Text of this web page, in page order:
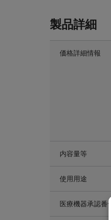
製品詳細
価格詳細情報
内容量等
使用用途
医療機器承認番号